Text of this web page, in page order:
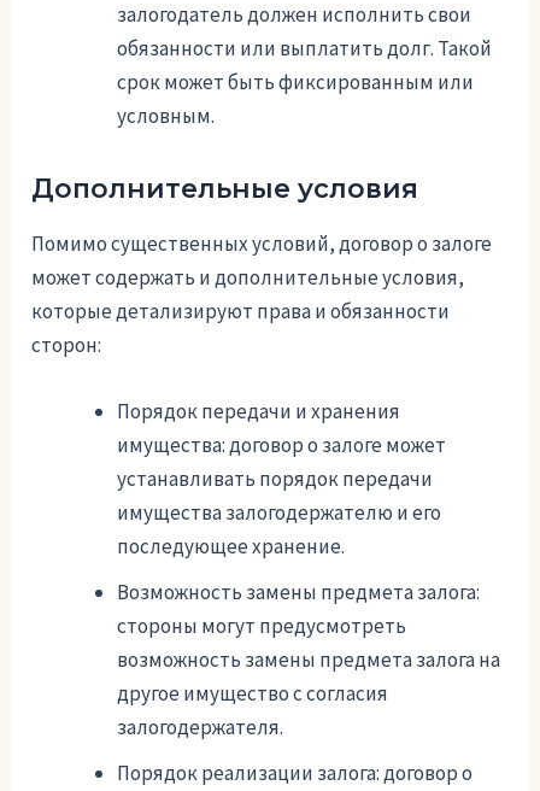
залогодатель должен исполнить свои
обязанности или выплатить долг. Такой
срок может быть фиксированным или
условным.
Дополнительные условия
Помимо существенных условий, договор о залоге
может содержать и дополнительные условия,
которые детализируют права и обязанности
сторон:
Порядок передачи и хранения
имущества: договор о залоге может
устанавливать порядок передачи
имущества залогодержателю и его
последующее хранение.
Возможность замены предмета залога:
стороны могут предусмотреть
возможность замены предмета залога на
другое имущество с согласия
залогодержателя.
Порядок реализации залога: договор о